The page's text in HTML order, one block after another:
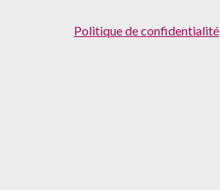
Politique de confidentialité